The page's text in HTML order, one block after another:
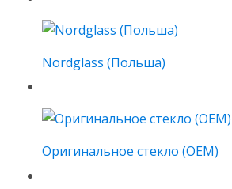
Nordglass (Польша)
Оригинальное стекло (OEM)